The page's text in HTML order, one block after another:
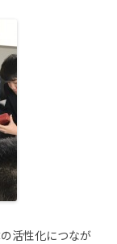
活性化につなが